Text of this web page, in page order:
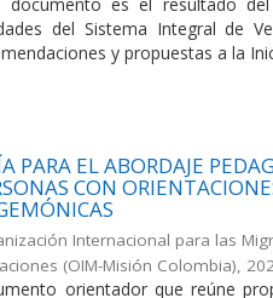
del Sistema Integral de
y propuestas a la
PARA EL ABORDAJE
CON
Internacional para las
(OIM-Misión Colombia),
orientador que reúne